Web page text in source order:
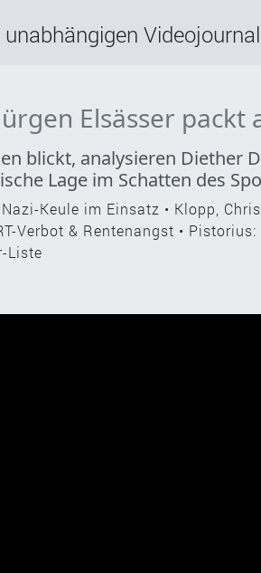
Elsässer packt
blickt, analysieren Diether
Lage im Schatten des
Keule im Einsatz • Klopp,
Verbot & Rentenangst •
Liste